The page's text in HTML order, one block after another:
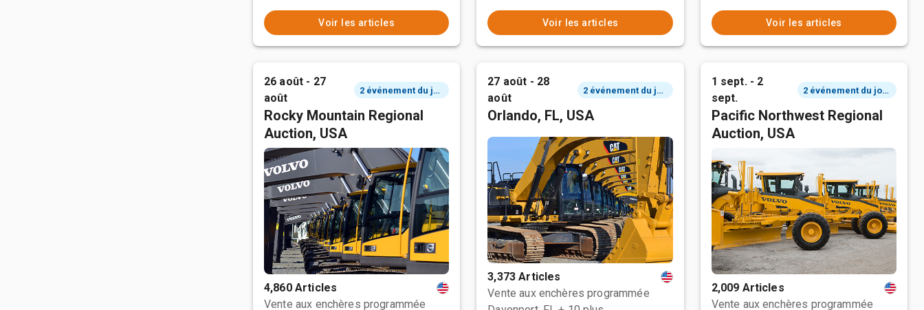
Voir les articles Voir les articles Voir les articles
26 août - 27
août
2 événement du jour
Rocky Mountain Regional
Auction, USA
4,860 Articles
Vente aux enchères programmée
27 août - 28
août
2 événement du jour
Orlando, FL, USA
3,373 Articles
Vente aux enchères programmée
1 sept. - 2
sept.
2 événement du jour
Pacific Northwest Regional
Auction, USA
2,009 Articles
Vente aux enchères programmée